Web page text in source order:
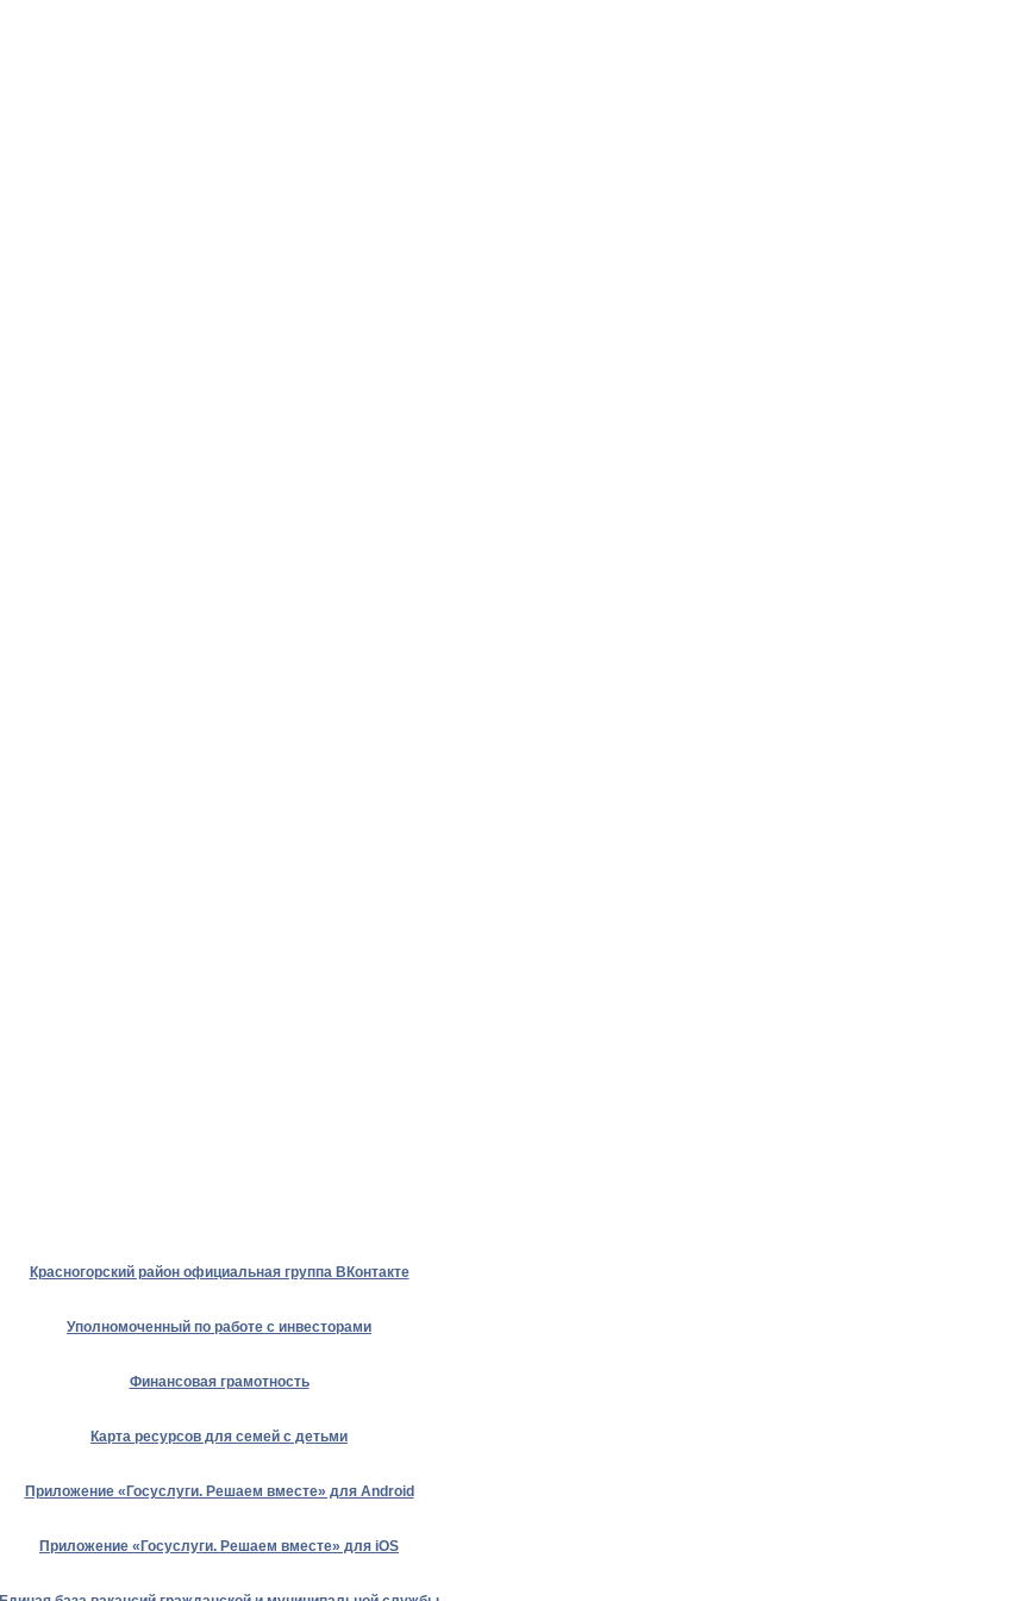
Красногорский район официальная группа ВКонтакте
Уполномоченный по работе с инвесторами
Финансовая грамотность
Карта ресурсов для семей с детьми
Приложение «Госуслуги. Решаем вместе» для Android
Приложение «Госуслуги. Решаем вместе» для iOS